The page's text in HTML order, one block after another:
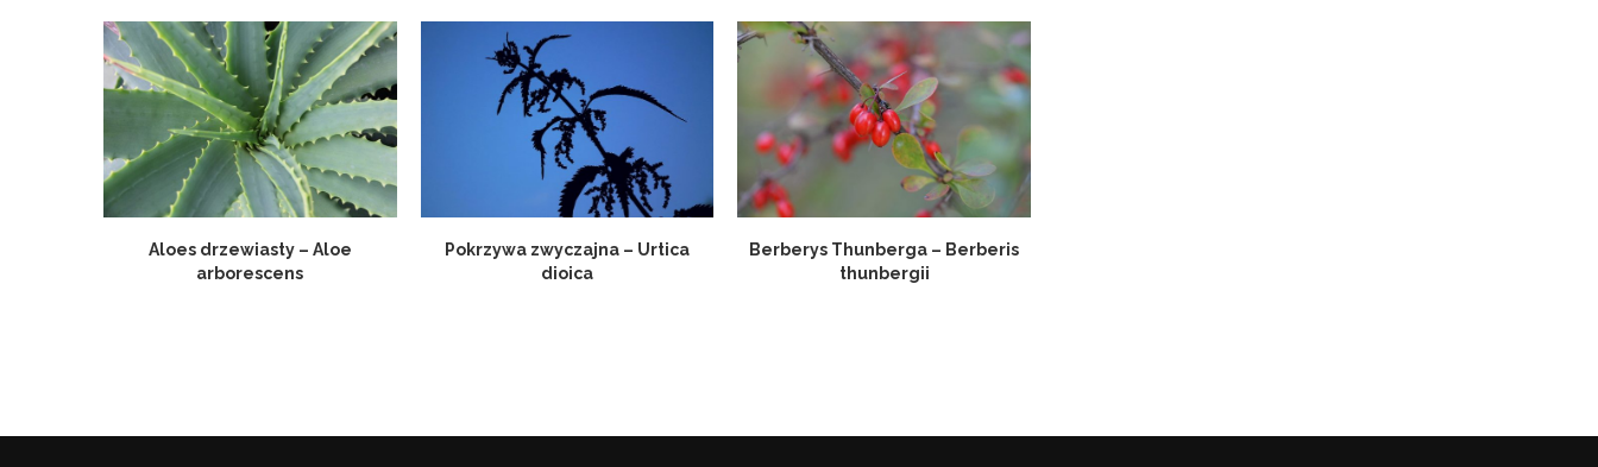
Aloes drzewiasty – Aloe
arborescens
Pokrzywa zwyczajna – Urtica
dioica
Berberys Thunberga – Berberis
thunbergii